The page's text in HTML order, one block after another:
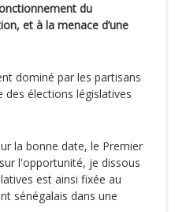
du
et à la menace d’une
dominé par les partisans
des élections législatives
la bonne date, le Premier
l'opportunité, je dissous
est ainsi fixée au
sénégalais dans une